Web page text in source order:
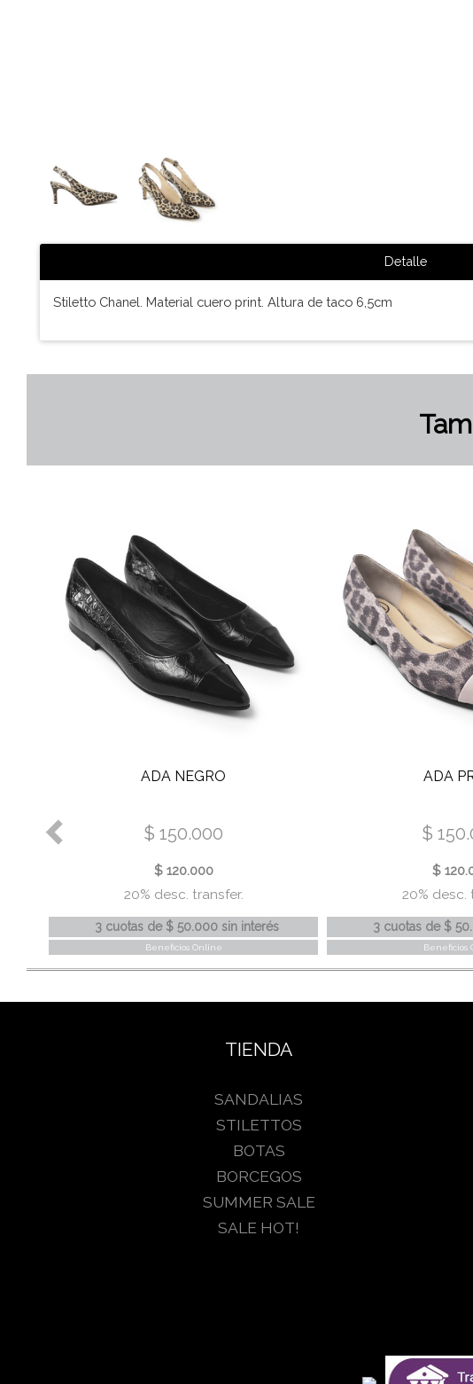
Detalle
Stiletto Chanel. Material cuero print. Altura de taco 6,5cm
ADA NEGRO
$ 150.000
$ 120.000
20% desc. transfer.
3 cuotas de $ 50.000 sin interés
Beneficios Online
ADA
$
$
20% desc.
3 cuotas de $
Beneficios
TIENDA
SANDALIAS
STILETTOS
BOTAS
BORCEGOS
SUMMER SALE
SALE HOT!